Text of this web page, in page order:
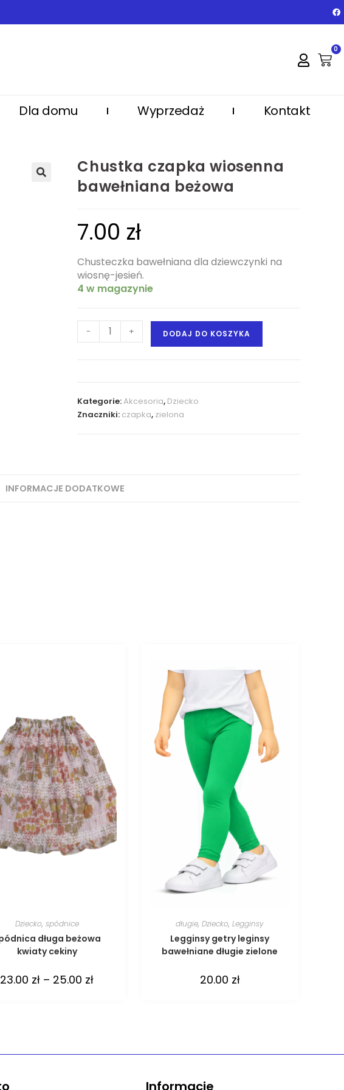
0
Dla domu Wyprzedaż Kontakt
Chustka czapka wiosenna
bawełniana beżowa
7.00 zł
Chusteczka bawełniana dla dziewczynki na
wiosnę-jesień.
4 w magazynie
- + DODAJ DO KOSZYKA
Kategorie:Akcesoria, Dziecko
Znaczniki: czapka, zielona
INFORMACJE DODATKOWE
Dziecko, spódnice
długa beżowa
kwiaty cekiny
23.00 zł – 25.00 zł
długie,Dziecko,Legginsy
Legginsy getry leginsy
bawełniane długie zielone
20.00 zł
Informacje